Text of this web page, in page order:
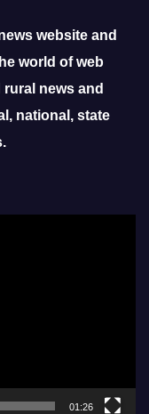
website and
world of web
news and
national, state
01:26